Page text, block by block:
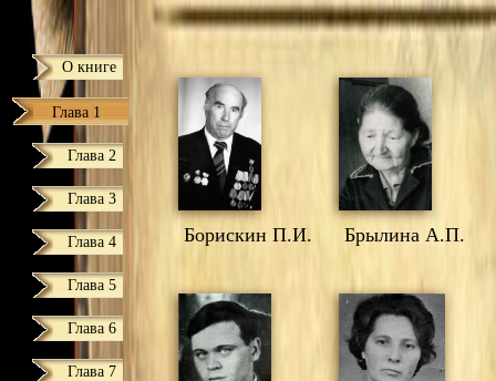
О книге
Глава 1
Глава 2
Глава 3
Глава 4
Глава 5
Глава 6
Глава 7
Борискин П.И. Брылина А.П.